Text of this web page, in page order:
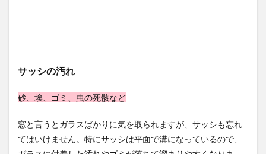
5
とこ
除
サッシの汚れ
砂、埃、ゴミ、虫の死骸など
窓と言うとガラスばかりに気を取られますが、サッシも忘れ
てはいけません。特にサッシは平面で溝になっているので、